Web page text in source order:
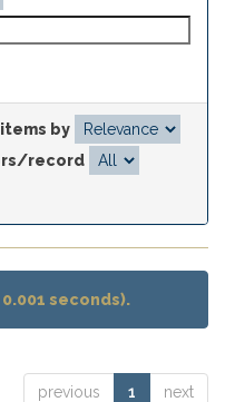
by
record
seconds).
previous 1 next